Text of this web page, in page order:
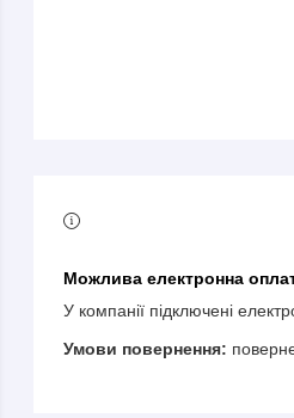
У компанії підключені